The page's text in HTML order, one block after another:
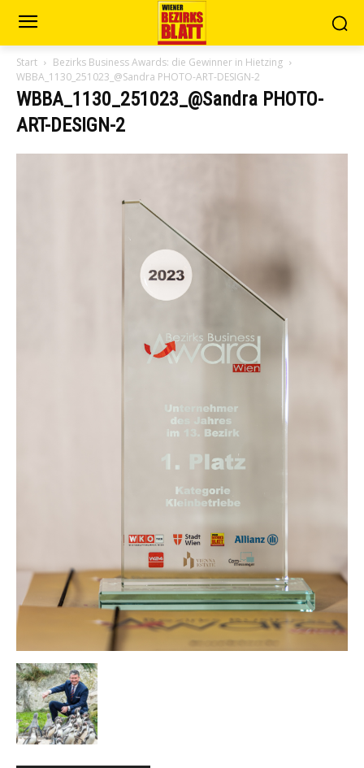
Start
Bezirks Business Awards: die Gewinner in Hietzing
WBBA_1130_251023_@Sandra PHOTO-ART-DESIGN-2
WBBA_1130_251023_@Sandra PHOTO-
ART-DESIGN-2